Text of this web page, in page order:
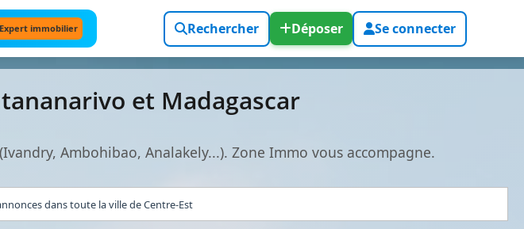
Expert immobilier Rechercher Déposer Se connecter
et Madagascar
Ambohibao, Analakely...). Zone Immo vous accompagne.
dans toute la ville de Centre-Est